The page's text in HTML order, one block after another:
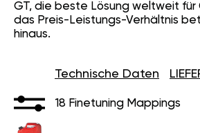
GT, die beste Lösung weltweit für
das Preis-Leistungs-Verhältnis
hinaus.
Technische Daten
18 Finetuning Mappings